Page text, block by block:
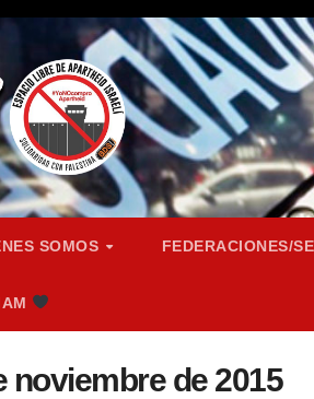
SOMOS FEDERACIONES/
noviembre de 2015